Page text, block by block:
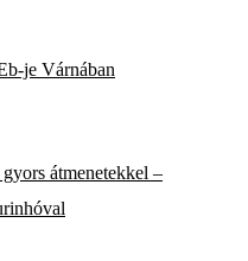
je Várnában
átmenetekkel –